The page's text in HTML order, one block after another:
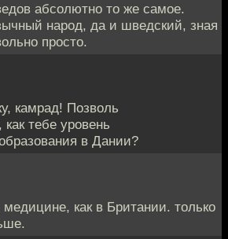
абсолютно то же самое.
народ, да и шведский, зная
просто.
камрад! Позволь
как тебе уровень
в Дании?
как в Британии. только